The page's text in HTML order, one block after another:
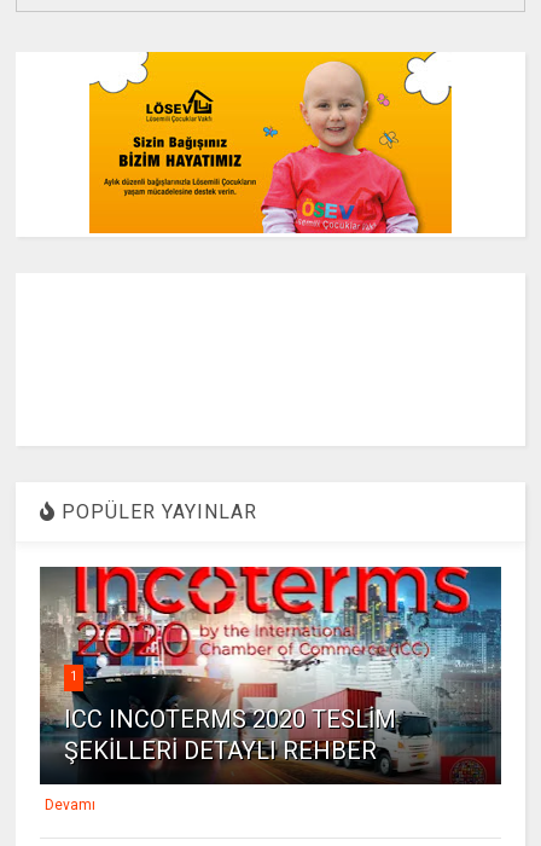
POPÜLER YAYINLAR
1
ICC INCOTERMS 2020 TESLİM
ŞEKİLLERİ DETAYLI REHBER
Devamı